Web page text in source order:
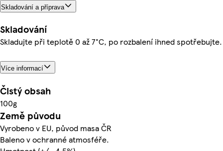
Skladování a příprava
Skladování
Skladujte při teplotě 0 až 7°C, po rozbalení ihned spotřebujte.
Více informací
Čistý obsah
100g
Země původu
Vyrobeno v EU, původ masa ČR
Baleno v ochranné atmosféře.